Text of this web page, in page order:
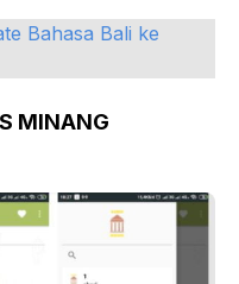
Bahasa Bali ke
MINANG